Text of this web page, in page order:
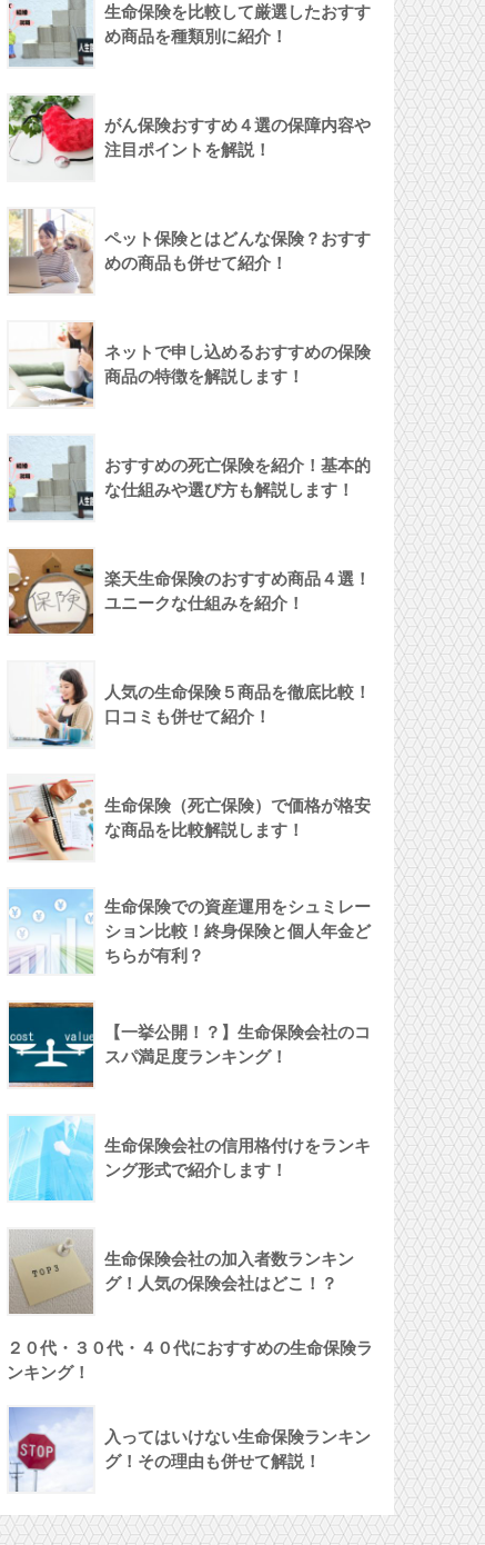
生命保険を比較して厳選したおすす
め商品を種類別に紹介！
がん保険おすすめ４選の保障内容や
注目ポイントを解説！
ペット保険とはどんな保険？おすす
めの商品も併せて紹介！
ネットで申し込めるおすすめの保険
商品の特徴を解説します！
おすすめの死亡保険を紹介！基本的
な仕組みや選び方も解説します！
楽天生命保険のおすすめ商品４選！
ユニークな仕組みを紹介！
人気の生命保険５商品を徹底比較！
口コミも併せて紹介！
生命保険（死亡保険）で価格が格安
な商品を比較解説します！
生命保険での資産運用をシュミレー
ション比較！終身保険と個人年金ど
ちらが有利？
【一挙公開！？】生命保険会社のコ
スパ満足度ランキング！
生命保険会社の信用格付けをランキ
ング形式で紹介します！
生命保険会社の加入者数ランキン
グ！人気の保険会社はどこ！？
２０代・３０代・４０代におすすめの生命保険ラ
ンキング！
入ってはいけない生命保険ランキン
グ！その理由も併せて解説！